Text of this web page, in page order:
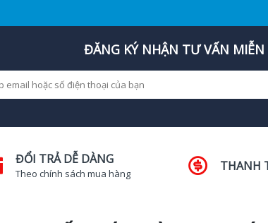
ĐĂNG KÝ NHẬN TƯ VẤN MIỄN
ĐỔI TRẢ DỄ DÀNG
Theo chính sách mua hàng
THANH